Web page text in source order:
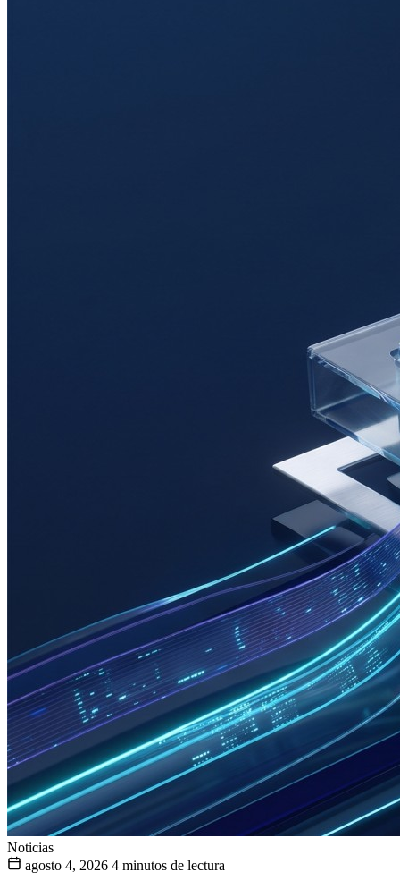
Noticias
agosto 4, 2026 4 minutos de lectura